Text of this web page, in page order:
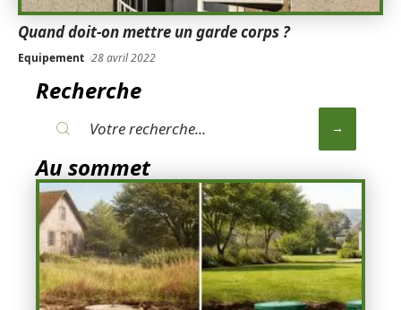
Quand doit-on mettre un garde corps ?
Equipement 28 avril 2022
Recherche
Au sommet